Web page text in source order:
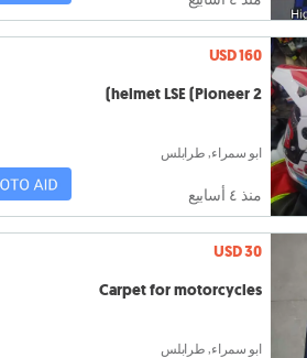
USD 160
helmet LSE (Pioneer 2)
ابو سمراء, طرابلس
منذ ٤ أسابيع
USD 30
Carpet for motorcycles
ابو سمراء, طرابلس